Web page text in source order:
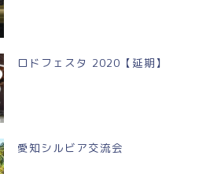
ロドフェスタ 2020【延期】
愛知シルビア交流会